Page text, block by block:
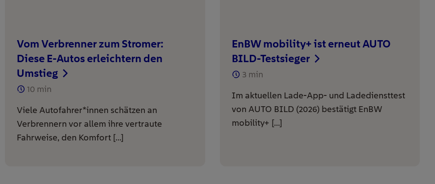
Vom Verbrenner zum Stromer:
Diese E-Autos erleichtern den
Umstieg
10 min
Viele Autofahrer*innen schätzen an
Verbrennern vor allem ihre vertraute
Fahrweise, den Komfort […]
EnBW mobility+ ist erneut AUTO
BILD-Testsieger
3 min
Im aktuellen Lade-App- und Ladediensttest
von AUTO BILD (2026) bestätigt EnBW
mobility+ […]